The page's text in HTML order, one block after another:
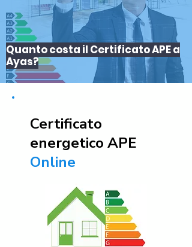
Quanto costa il Certificato APE a
Ayas?
Certificato
energetico APE
Online